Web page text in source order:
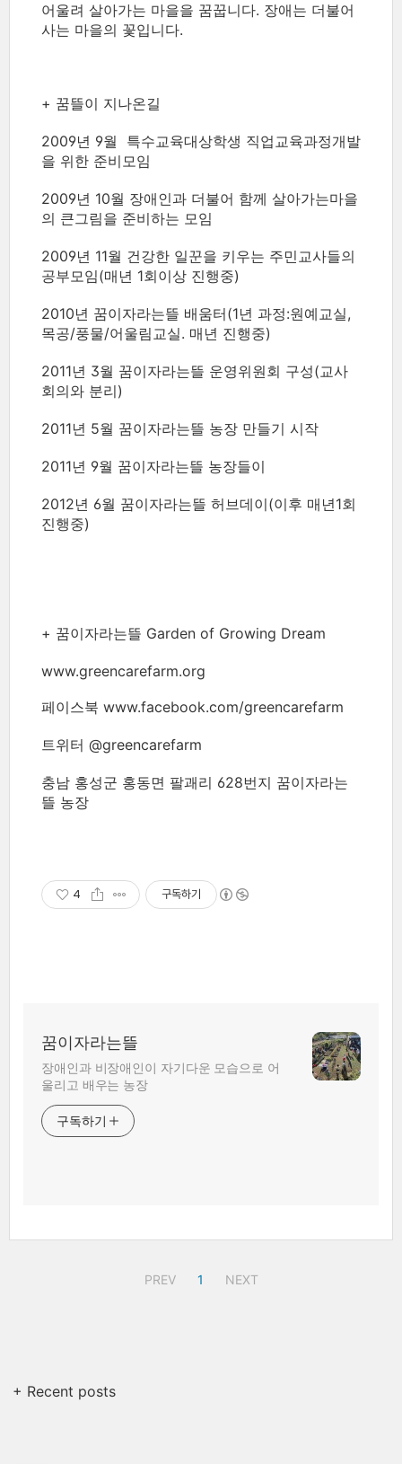
어울려 살아가는 마을을 꿈꿉니다. 장애는 더불어
사는 마을의 꽃입니다.
+ 꿈뜰이 지나온길
2009년 9월 특수교육대상학생 직업교육과정개발
을 위한 준비모임
2009년 10월 장애인과 더불어 함께 살아가는마을
의 큰그림을 준비하는 모임
2009년 11월 건강한 일꾼을 키우는 주민교사들의
공부모임(매년 1회이상 진행중)
2010년 꿈이자라는뜰 배움터(1년 과정:원예교실,
목공/풍물/어울림교실. 매년 진행중)
2011년 3월 꿈이자라는뜰 운영위원회 구성(교사
회의와 분리)
2011년 5월 꿈이자라는뜰 농장 만들기 시작
2011년 9월 꿈이자라는뜰 농장들이
2012년 6월 꿈이자라는뜰 허브데이(이후 매년1회
진행중)
+ 꿈이자라는뜰 Garden of Growing Dream
www.greencarefarm.org
페이스북 www.facebook.com/greencarefarm
트위터 @greencarefarm
충남 홍성군 홍동면 팔괘리 628번지 꿈이자라는
뜰 농장
4 구독하기
꿈이자라는뜰
장애인과 비장애인이 자기다운 모습으로 어
울리고 배우는 농장
구독하기
PREV 1 NEXT
+ Recent posts